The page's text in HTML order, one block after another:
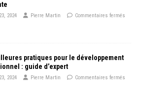
2024 Pierre Martin Commentaires fermés
pratiques pour le développement
: guide d’expert
2024 Pierre Martin Commentaires fermés